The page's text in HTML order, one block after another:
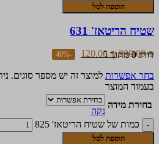
הוספה לסל
שטיח הריטאז' 631
דורג0מתוך 5
200.00₪
120.00 ₪
-40%
בחר אפשרות למוצר זה יש מספר סוגים.
בעמוד המוצר
בחירת מידה
נקה
כמות של שטיח הריטאז' 825
הוספה לסל